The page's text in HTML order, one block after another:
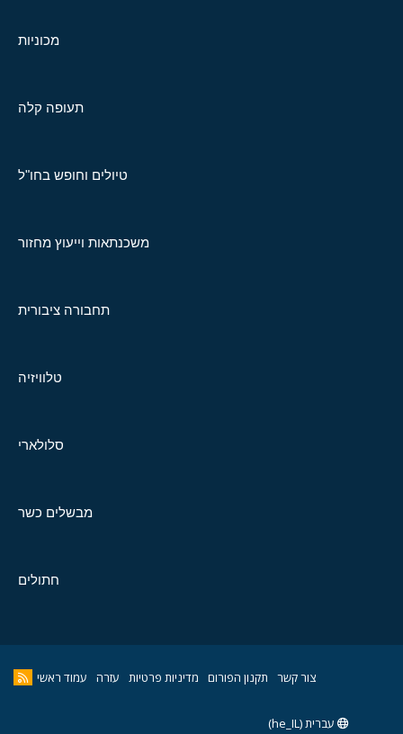
מכוניות
תעופה קלה
טיולים וחופש בחו"ל
משכנתאות וייעוץ מחזור
תחבורה ציבורית
טלוויזיה
סלולארי
מבשלים כשר
חתולים
צור קשר תקנון הפורום מדיניות פרטיות עזרה עמוד ראשי
עברית (he_IL)